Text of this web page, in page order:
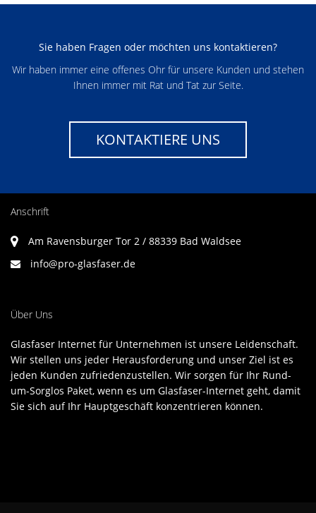
Sie haben Fragen oder möchten uns kontaktieren?
Wir haben immer eine offenes Ohr für unsere Kunden und stehen
Ihnen immer mit Rat und Tat zur Seite.
KONTAKTIERE UNS
Anschrift
Am Ravensburger Tor 2 / 88339 Bad Waldsee
info@pro-glasfaser.de
Über Uns
Glasfaser Internet für Unternehmen ist unsere Leidenschaft.
Wir stellen uns jeder Herausforderung und unser Ziel ist es
jeden Kunden zufriedenzustellen. Wir sorgen für Ihr Rund-
um-Sorglos Paket, wenn es um Glasfaser-Internet geht, damit
Sie sich auf Ihr Hauptgeschäft konzentrieren können.